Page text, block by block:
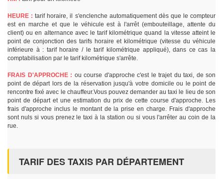
HEURE : tarif horaire, il s'enclenche automatiquement dès que le compteur
est en marche et que le véhicule est à l'arrêt (embouteillage, attente du
client) ou en alternance avec le tarif kilométrique quand la vitesse atteint le
point de conjonction des tarifs horaire et kilométrique (vitesse du véhicule
inférieure à : tarif horaire / le tarif kilométrique appliqué), dans ce cas la
comptabilisation par le tarif kilométrique s'arrête.
FRAIS D'APPROCHE : ou course d'approche c'est le trajet du taxi, de son
point de départ lors de la réservation jusqu'à votre domicile ou le point de
rencontre fixé avec le chauffeur.Vous pouvez demander au taxi le lieu de son
point de départ et une estimation du prix de cette course d'approche. Les
frais d'approche inclus le montant de la prise en charge. Frais d'approche
sont nuls si vous prenez le taxi à la station ou si vous l'arrêter au coin de la
rue.
TARIF DES TAXIS PAR DÉPARTEMENT